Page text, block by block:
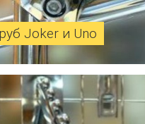
Joker и Uno